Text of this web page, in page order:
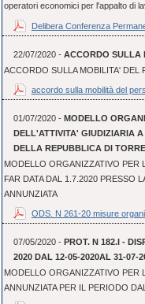
operatori economici per l'appalto di
Delibera Conferenza
22/07/2020 - ACCORDO SULLA
ACCORDO SULLA MOBILITA' DEL
accordo sulla mobilità del
01/07/2020 - MODELLO
DELL'ATTIVITA' GIUDIZIARIA
DELLA REPUBBLICA DI
MODELLO ORGANIZZATIVO PER
FAR DATA DAL 1.7.2020 PRESSO
ANNUNZIATA
ODS. N 261-20 misure
07/05/2020 - PROT. N 182.I -
2020 DAL 12-05-2020AL 31-07-
MODELLO ORGANIZZATIVO PER
ANNUNZIATA PER IL PERIODO